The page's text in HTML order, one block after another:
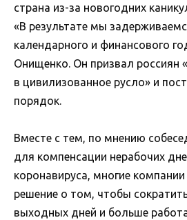
страна из-за новогодних
«В результате мы
календарного и финансового
Онищенко. Он призвал россиян
в цивилизованное русло» и
порядок.
Вместе с тем, по мнению
для компенсации нерабочих
коронавируса, многие
решение о том, чтобы
выходных дней и больше